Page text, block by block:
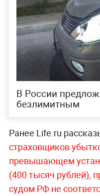
В России
безлимитным
Ранее Life.ru
страховщиков
превышающем
(400 тысяч рублей),
судом РФ не